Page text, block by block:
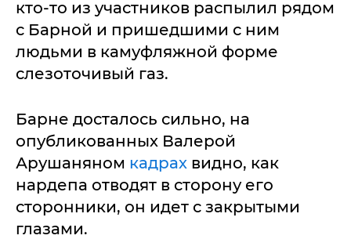
кто-то из участников распылил рядом
с Барной и пришедшими с ним
людьми в камуфляжной форме
слезоточивый газ.
Барне досталось сильно, на
опубликованных Валерой
Арушаняном кадрах видно, как
нардепа отводят в сторону его
сторонники, он идет с закрытыми
глазами.